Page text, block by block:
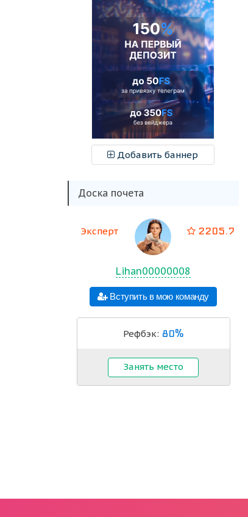
Добавить баннер
Доска почета
Эксперт 2205.7
Lihan00000008
Вступить в мою команду
Рефбэк: 80%
Занять место